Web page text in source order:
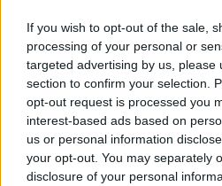
If you wish to opt-out of the sale,
processing of your personal or
targeted advertising by us, please
section to confirm your selection.
opt-out request is processed you
interest-based ads based on
us or personal information
your opt-out. You may separately
disclosure of your personal